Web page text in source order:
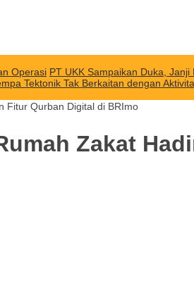
Operasi PT UKK Sampaikan Duka,
Tektonik Tak Berkaitan dengan
Fitur Qurban Digital di BRImo
Zakat